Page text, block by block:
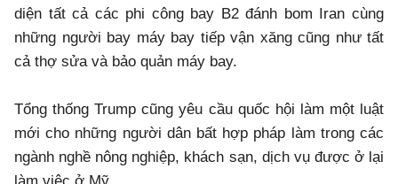
diện tất cả các phi công bay B2 đánh bom Iran cùng
những người bay máy bay tiếp vận xăng cũng như tất
cả thợ sửa và bảo quản máy bay.
Tổng thống Trump cũng yêu cầu quốc hội làm một luật
mới cho những người dân bất hợp pháp làm trong các
ngành nghề nông nghiệp, khách sạn, dịch vụ được ở lại